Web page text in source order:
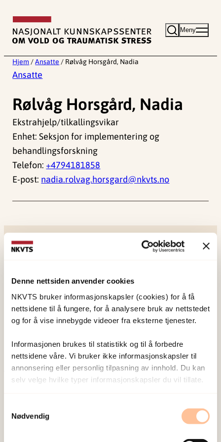
Denne nettsiden anvender cookies
NKVTS bruker informasjonskapsler (cookies) for å få
nettsidene til å fungere, for å analysere bruk av nettstedet
og for å vise innebygde videoer fra eksterne tjenester.
Informasjonen brukes til statistikk og til å forbedre
nettsidene våre. Vi bruker ikke informasjonskapsler til
annonsering eller personlig tilpasning av innhold. Du kan
selv velge hvilke typer informasjonskapsler du vil tillate.
Nødvendig
innhold
Meny
Hjem / Ansatte / Rølvåg Horsgård, Nadia
Ansatte
Rølvåg Horsgård, Nadia
Ekstrahjelp/tilkallingsvikar
Enhet: Seksjon for implementering og
behandlingsforskning
Telefon: +4794181858
E-post: nadia.rolvag.horsgard@nkvts.no
NKVTS utvikler og sprer kunnskap og kompetanse
om vold og traumatisk stress. Formålet er å bidra
til å forebygge og redusere de helsemessige og
stress kan medføre.
Om oss
Ledige stillinger